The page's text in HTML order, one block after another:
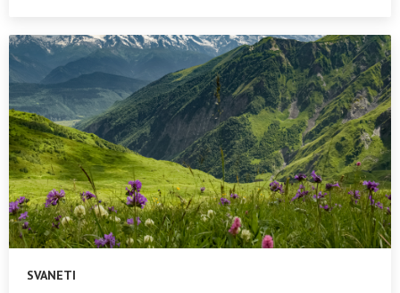
SVANETI